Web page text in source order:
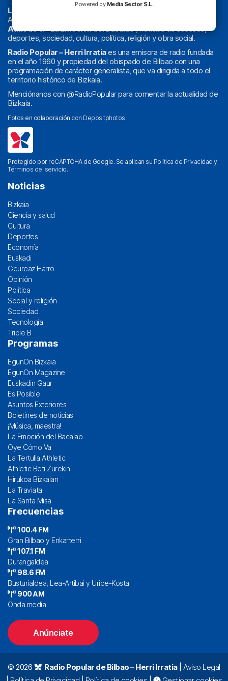
La radio sin cadenas
. Desde 1960 haciendo radio en Bilbao.
Actualidad y
Athletic
deportes, sociedad, cultura, política, religión y obra social.
Radio Popular – Herri Irratiaes una emisora de radio fundada
en el año 1960 y propiedad del obispado de Bilbao con una
programación de carácter generalista, que va dirigida a todo el
territorio histórico de Bizkaia.
Menciónanos con @RadioPopularpara comentar la actualidad de
Bizkaia.
Fotos en colaboración con Depositphotos
Protegido por reCAPTCHA de Google. Se aplican su Política de Privacidad y
Términos del servicio.
Noticias
Bizkaia
Ciencia y salud
Cultura
Deportes
Economía
Euskadi
Geureaz Harro
Opinión
Política
Social y religión
Sociedad
Tecnología
Triple B
Programas
EgunOn Bizkaia
EgunOn Magazine
Euskadin Gaur
Es Posible
Asuntos Exteriores
Boletines de noticias
¡Música, maestra!
La Emoción del Bacalao
Oye Cómo Va
La Tertulia Athletic
Athletic Beti Zurekin
Hirukoa Bizkaian
La Traviata
La Santa Misa
Frecuencias
100.4 FM
Gran Bilbao y Enkarterri
107.1 FM
Durangaldea
98.6 FM
Busturialdea, Lea-Artibai y Uribe-Kosta
900 AM
Onda media
Anúnciate
© 2026 Radio Popular de Bilbao – Herri Irratia| Aviso Legal
Powered by Media Sector S.L.